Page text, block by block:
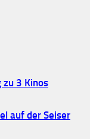
zu 3 Kinos
auf der Seiser